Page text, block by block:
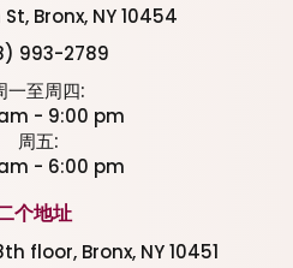
Bronx, NY 10454
993-2789
一至周四:
- 9:00 pm
周五:
- 6:00 pm
个地址
floor, Bronx, NY 10451